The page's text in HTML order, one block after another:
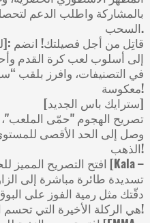
بالمشاركة واطلب الدعم
السحب.
إلى أسلوب لعب كرة القدم
في التصنيفات، وافرز بلقب
معكوسة!
[سترايك باس الجديد]
الذهب!
دقّتك مثل رمية الفوز على
هي الركلة الأخيرة التي تحسم اللقب!